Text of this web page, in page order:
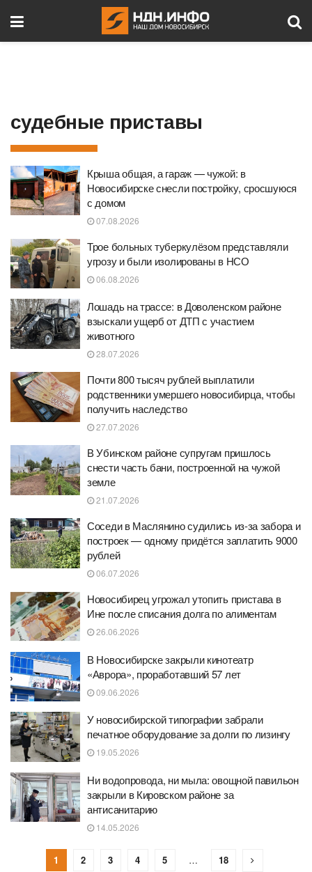
судебные приставы
Крыша общая, а гараж — чужой: в
Новосибирске снесли постройку, сросшуюся
с домом
07.08.2026
Трое больных туберкулёзом представляли
угрозу и были изолированы в НСО
06.08.2026
Лошадь на трассе: в Доволенском районе
взыскали ущерб от ДТП с участием
животного
28.07.2026
Почти 800 тысяч рублей выплатили
родственники умершего новосибирца, чтобы
получить наследство
27.07.2026
В Убинском районе супругам пришлось
снести часть бани, построенной на чужой
земле
21.07.2026
Соседи в Маслянино судились из-за забора и
построек — одному придётся заплатить 9000
рублей
06.07.2026
Новосибирец угрожал утопить пристава в
Ине после списания долга по алиментам
26.06.2026
В Новосибирске закрыли кинотеатр
«Аврора», проработавший 57 лет
09.06.2026
У новосибирской типографии забрали
печатное оборудование за долги по лизингу
19.05.2026
Ни водопровода, ни мыла: овощной павильон
закрыли в Кировском районе за
антисанитарию
14.05.2026
1 2 3 4 5 … 18